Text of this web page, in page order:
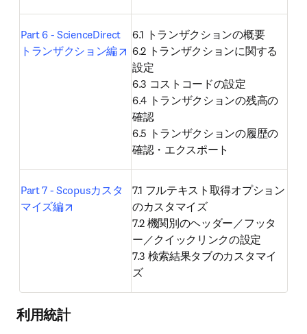
Part 6 - ScienceDirect
トランザクション編
opens in new tab/window
6.1 トランザクションの概要
6.2 トランザクションに関する
設定
6.3 コストコードの設定
6.4 トランザクションの残高の
確認
6.5 トランザクションの履歴の
確認・エクスポート
Part 7 - Scopusカスタ
マイズ編
opens in new tab/window
7.1 フルテキスト取得オプション
のカスタマイズ
7.2 機関別のヘッダー／フッタ
ー／クイックリンクの設定
7.3 検索結果タブのカスタマイ
ズ
利用統計